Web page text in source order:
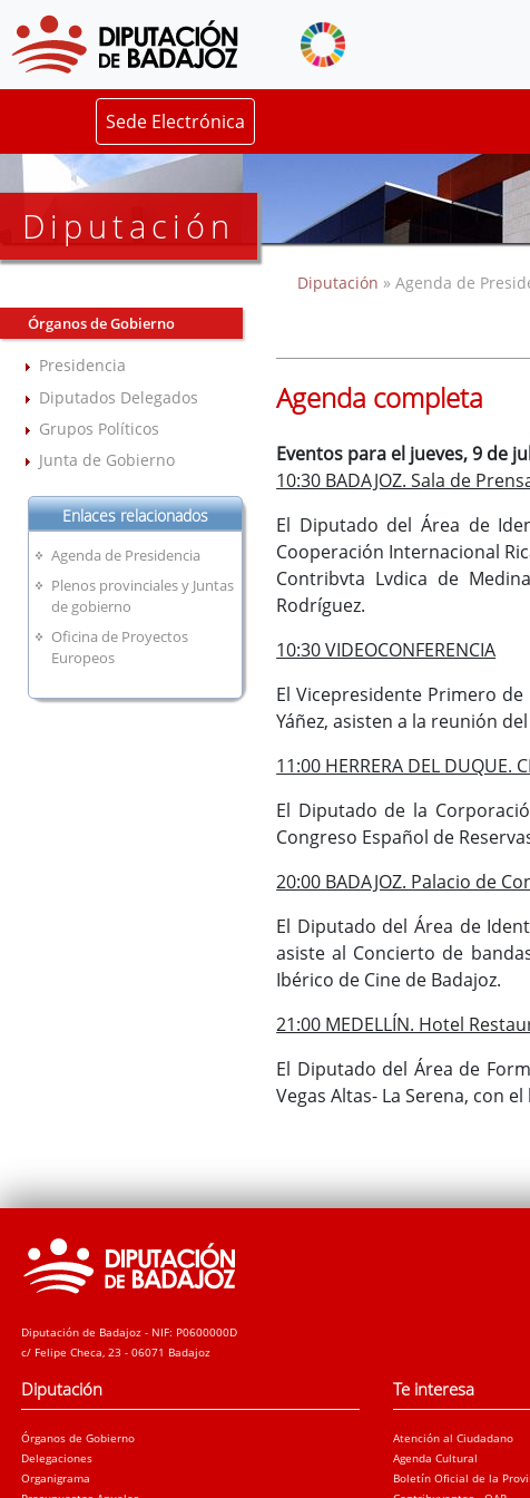
Sede Electrónica
Diputación
Órganos de Gobierno
Presidencia
Diputados Delegados
Grupos Políticos
Junta de Gobierno
Enlaces relacionados
Agenda de Presidencia
Plenos provinciales y Juntas
de gobierno
Oficina de Proyectos
Europeos
Diputación » Agenda de
Agenda completa
Eventos para el jueves, 9 de
10:30 BADAJOZ. Sala de
El Diputado del Área de
Cooperación Internacional
Contribvta Lvdica de
Rodríguez.
10:30 VIDEOCONFERENCIA
El Vicepresidente Primero
Yáñez, asisten a la reunión
11:00 HERRERA DEL
El Diputado de la
Congreso Español de
20:00 BADAJOZ. Palacio de
El Diputado del Área de
asiste al Concierto de
Ibérico de Cine de Badajoz.
21:00 MEDELLÍN. Hotel
El Diputado del Área de
Vegas Altas- La Serena, con
Diputación de Badajoz - NIF: P0600000D
c/ Felipe Checa, 23 - 06071 Badajoz
Diputación
Órganos de Gobierno
Delegaciones
Organigrama
Te interesa
Atención al Ciudadano
Agenda Cultural
Boletín Oficial de la